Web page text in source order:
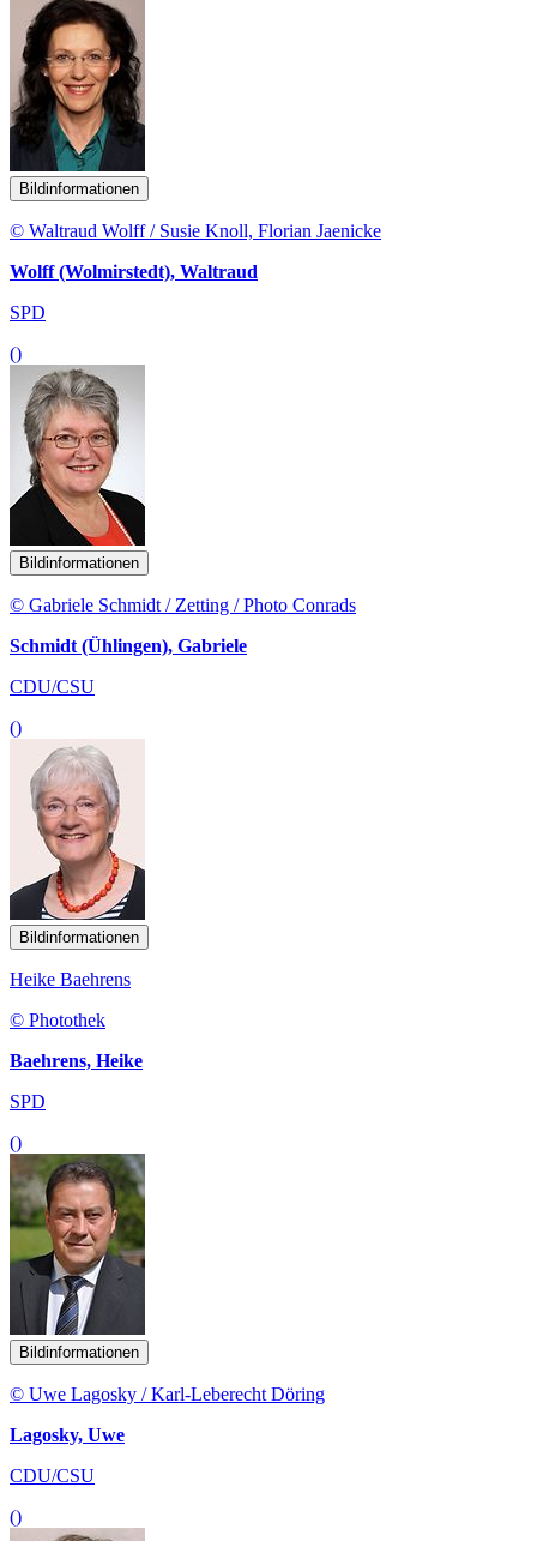
Bildinformationen
© Waltraud Wolff / Susie Knoll, Florian Jaenicke
Wolff (Wolmirstedt), Waltraud
SPD
()
Bildinformationen
© Gabriele Schmidt / Zetting / Photo Conrads
Schmidt (Ühlingen), Gabriele
CDU/CSU
()
Bildinformationen
Heike Baehrens
© Photothek
Baehrens, Heike
SPD
()
Bildinformationen
© Uwe Lagosky / Karl-Leberecht Döring
Lagosky, Uwe
CDU/CSU
()